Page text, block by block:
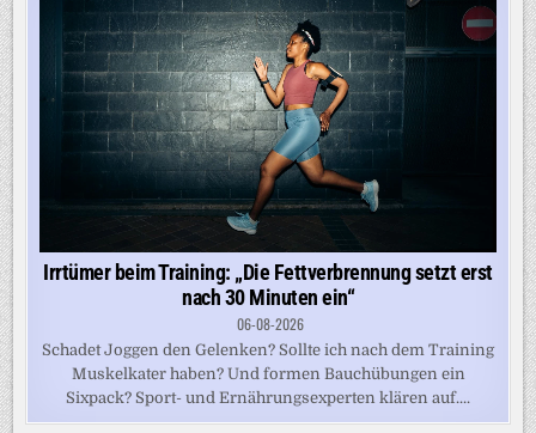
Irrtümer beim Training: „Die Fettverbrennung setzt erst
nach 30 Minuten ein“
06-08-2026
Schadet Joggen den Gelenken? Sollte ich nach dem Training
Muskelkater haben? Und formen Bauchübungen ein
Sixpack? Sport- und Ernährungsexperten klären auf....